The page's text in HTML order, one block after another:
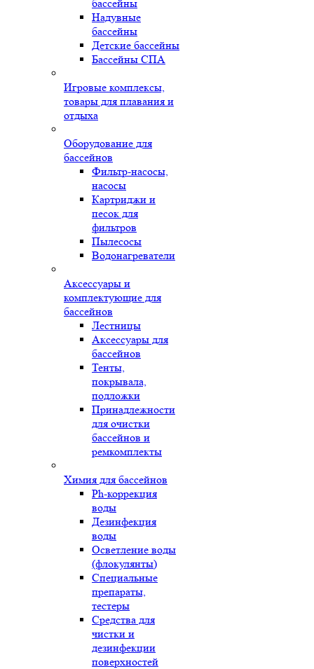
бассейны
Надувные
бассейны
Детские бассейны
Бассейны СПА
Игровые комплексы,
товары для плавания и
отдыха
Оборудование для
бассейнов
Фильтр-насосы,
насосы
Картриджи и
песок для
фильтров
Пылесосы
Водонагреватели
Аксессуары и
комплектующие для
бассейнов
Лестницы
Аксессуары для
бассейнов
Тенты,
покрывала,
подложки
Принадлежности
для очистки
бассейнов и
ремкомплекты
Химия для бассейнов
Ph-коррекция
воды
Дезинфекция
воды
Осветление воды
(флокулянты)
Специальные
препараты,
тестеры
Средства для
чистки и
дезинфекции
поверхностей